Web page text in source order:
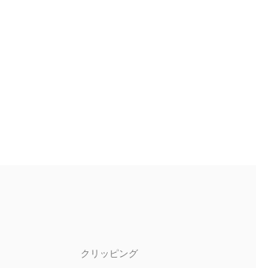
クリッピング